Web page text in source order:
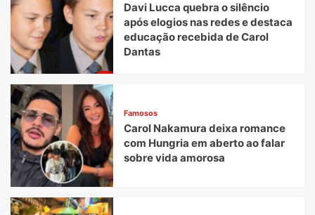
Davi Lucca quebra o silêncio
após elogios nas redes e destaca
educação recebida de Carol
Dantas
Famosos
Carol Nakamura deixa romance
com Hungria em aberto ao falar
sobre vida amorosa